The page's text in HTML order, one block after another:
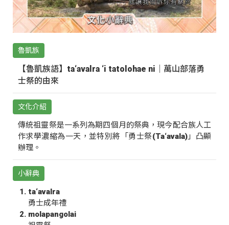
魯凱族
【魯凱族語】ta‘avalra ‘i tatolohae ni｜萬山部落勇
士祭的由來
文化介紹
傳統祖靈祭是一系列為期四個月的祭典，現今配合族人工
作求學濃縮為一天，並特別將「勇士祭(Ta‘avala)」凸顯
辦理。
小辭典
ta‘avalra
勇士成年禮
molapangolai